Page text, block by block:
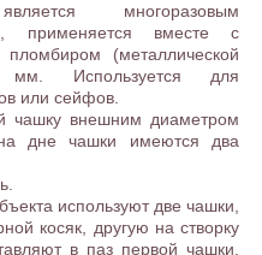
многоразовым
применяется вместе с
(металлической
Используется для
или сейфов.
чашку внешним диаметром
дне чашки имеются два
используют две чашки,
косяк, другую на створку
в паз первой чашки,